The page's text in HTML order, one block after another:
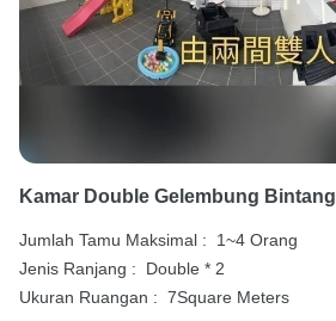
Kamar Double Gelembung Bintang
Jumlah Tamu Maksimal :
1~4 Orang
Jenis Ranjang :
Double * 2
Ukuran Ruangan : 7Square Meters